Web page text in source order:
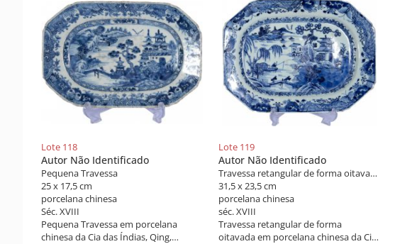
Lote 118
Autor Não Identificado
Pequena Travessa
25 x 17,5 cm
porcelana chinesa
Séc. XVIII
Pequena Travessa em porcelana
chinesa da Cia das Índias, Qing,
Lote 119
Autor Não Identificado
Travessa retangular de forma oitavada
31,5 x 23,5 cm
porcelana chinesa
séc. XVIII
Travessa retangular de forma
oitavada em porcelana chinesa da Cia